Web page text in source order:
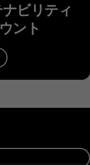
ビリティ
ント